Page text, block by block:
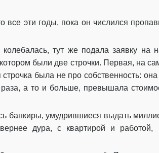
Глава 65
Эпилог
все эти годы, пока он числился
тут же подала заявку на
были две строчки. Первая, на
была не про собственность:
раза, а то и больше, превышала
банкиры, умудрившиеся выдать
дура, с квартирой и